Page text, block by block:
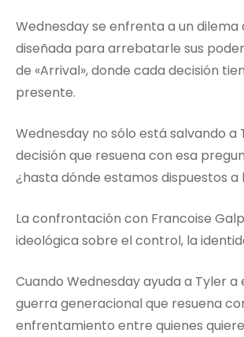
Wednesday se enfrenta a un
diseñada para arrebatarle sus
de «Arrival», donde cada decisión
presente.
Wednesday no sólo está salvando a
decisión que resuena con esa
¿hasta dónde estamos dispuestos
La confrontación con Francoise
ideológica sobre el control, la
Cuando Wednesday ayuda a Tyler
guerra generacional que resuena
enfrentamiento entre quienes